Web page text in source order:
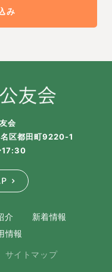
み
会
区都田町9220-1
17:30
介
新着情報
情報
サイトマップ